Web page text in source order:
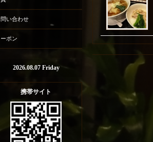
問い合わせ
ポン
2026.08.07 Friday
携帯サイト